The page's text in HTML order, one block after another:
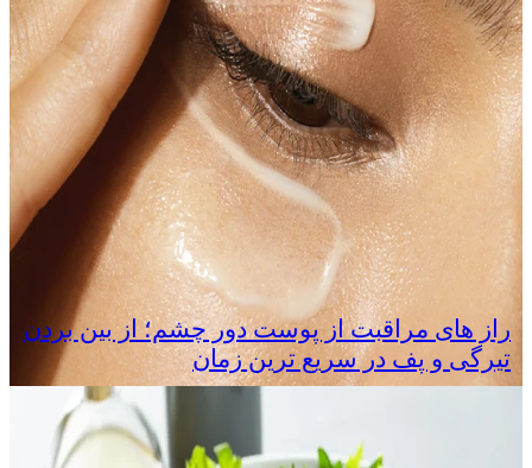
راز های مراقبت از پوست دور چشم؛ از بین بردن
تیرگی و پف در سریع‌ ترین زمان